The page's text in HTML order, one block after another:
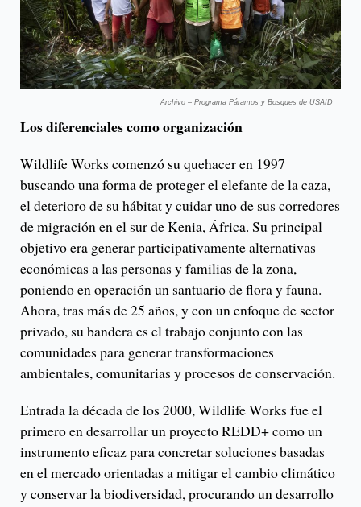
Archivo – Programa Páramos y Bosques de USAID
Los diferenciales como organización
Wildlife Works comenzó su quehacer en 1997
buscando una forma de proteger el elefante de la caza,
el deterioro de su hábitat y cuidar uno de sus corredores
de migración en el sur de Kenia, África. Su principal
objetivo era generar participativamente alternativas
económicas a las personas y familias de la zona,
poniendo en operación un santuario de flora y fauna.
Ahora, tras más de 25 años, y con un enfoque de sector
privado, su bandera es el trabajo conjunto con las
comunidades para generar transformaciones
ambientales, comunitarias y procesos de conservación.
Entrada la década de los 2000, Wildlife Works fue el
primero en desarrollar un proyecto REDD+ como un
instrumento eficaz para concretar soluciones basadas
en el mercado orientadas a mitigar el cambio climático
y conservar la biodiversidad, procurando un desarrollo